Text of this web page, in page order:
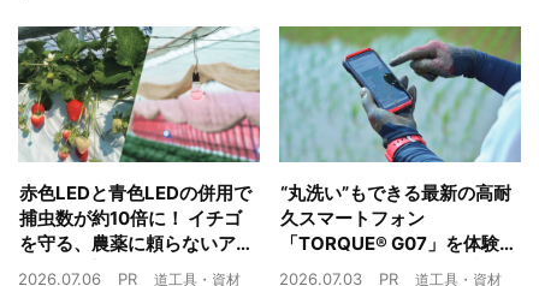
赤色LEDと青色LEDの併用で
捕虫数が約10倍に！ イチゴ
を守る、農薬に頼らないア
ザミウマ対策
2026.07.06 PR 道工具・資材
“丸洗い”もできる最新の高耐
久スマートフォン
「TORQUE® G07」を体験
農業現場の“スマホの弱点”を
2026.07.03 PR 道工具・資材